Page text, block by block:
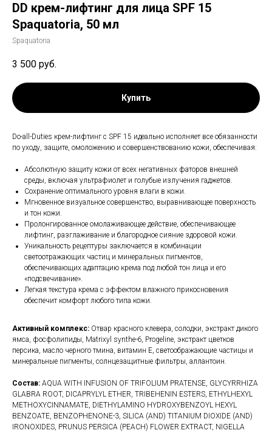
DD крем-лифтинг для лица SPF 15
Spaquatoria, 50 мл
Spaquatoria
3 500 руб.
Купить
Do-all-Duties крем-лифтинг с SPF 15 идеально исполняет все обязанности
по уходу, защите, омоложению и совершенствованию кожи, обеспечивая:
Абсолютную защиту кожи от всех негативных фаторов внешней
среды, включая ультрафиолет и голубые излучения гаджетов.
Сохранение оптимального уровня влаги в кожи.
Мгновенное визуальное совершенство, выравнивающее поверхность
и тон кожи.
Пролонгированное омолаживающее действие, обеспечивающее
лифтинг, разглаживание и благородное сияние здоровой кожи.
Уникальность рецептуры заключается в комбинации
светоотражающих частиц и минеральных пигментов,
обеспечивающих адаптацию крема под любой тон лица и его
«подсвечивание».
Легкая текстура крема с эффектом влажного прикосновения
обеспечит комфорт любого типа кожи.
Активный комплекс: Отвар красного клевера, солодки, экстракт дикого
ямса, фосфолипиды, Matrixyl synthe-6, Progeline, экстракт цветков
персика, масло черного тмина, витамин Е, светоображающие частицы и
минеральные пигменты, солнцезащитные фильтры, аллантоин.
Состав: AQUA WITH INFUSION OF TRIFOLIUM PRATENSE, GLYCYRRHIZA
GLABRA ROOT, DICAPRYLYL ETHER, TRIBEHENIN ESTERS, ETHYLHEXYL
METHOXYCINNAMATE, DIETHYLAMINO HYDROXYBENZOYL HEXYL
BENZOATE, BENZOPHENONE-3, SILICA (AND) TITANIUM DIOXIDE (AND)
IRONOXIDES, PRUNUS PERSICA (PEACH) FLOWER EXTRACT, NIGELLA